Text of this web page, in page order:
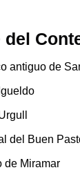
del
antiguo de
del Buen
de Miramar